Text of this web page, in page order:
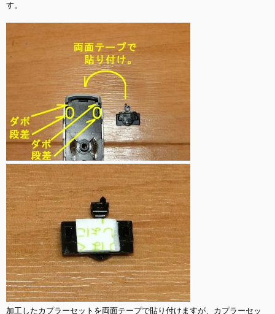
す。
加工したカプラーセットを両面テープで貼り付けますが、カプラーセッ